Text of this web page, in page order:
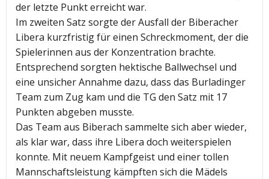
der letzte Punkt erreicht war.
Im zweiten Satz sorgte der Ausfall der Biberacher
Libera kurzfristig für einen Schreckmoment, der die
Spielerinnen aus der Konzentration brachte.
Entsprechend sorgten hektische Ballwechsel und
eine unsicher Annahme dazu, dass das Burladinger
Team zum Zug kam und die TG den Satz mit 17
Punkten abgeben musste.
Das Team aus Biberach sammelte sich aber wieder,
als klar war, dass ihre Libera doch weiterspielen
konnte. Mit neuem Kampfgeist und einer tollen
Mannschaftsleistung kämpften sich die Mädels